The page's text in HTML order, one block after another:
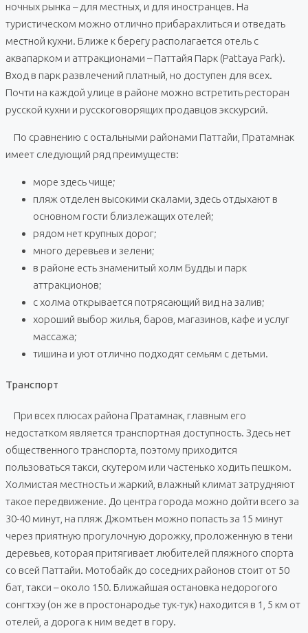
ночных рынка – для местных, и для иностранцев. На
туристическом можно отлично прибарахлиться и отведать
местной кухни. Ближе к берегу располагается отель с
аквапарком и аттракционами – Паттайя Парк (Pattaya Park).
Вход в парк развлечений платный, но доступен для всех.
Почти на каждой улице в районе можно встретить ресторан
русской кухни и русскоговорящих продавцов экскурсий.
По сравнению с остальными районами Паттайи, Пратамнак
имеет следующий ряд преимуществ:
море здесь чище;
пляж отделен высокими скалами, здесь отдыхают в
основном гости близлежащих отелей;
рядом нет крупных дорог;
много деревьев и зелени;
в районе есть знаменитый холм Будды и парк
аттракционов;
с холма открывается потрясающий вид на залив;
хороший выбор жилья, баров, магазинов, кафе и услуг
массажа;
тишина и уют отлично подходят семьям с детьми.
Транспорт
При всех плюсах района Пратамнак, главным его
недостатком является транспортная доступность. Здесь нет
общественного транспорта, поэтому приходится
пользоваться такси, скутером или частенько ходить пешком.
Холмистая местность и жаркий, влажный климат затрудняют
такое передвижение. До центра города можно дойти всего за
30-40 минут, на пляж Джомтьен можно попасть за 15 минут
через приятную прогулочную дорожку, проложенную в тени
деревьев, которая притягивает любителей пляжного спорта
со всей Паттайи. Мотобайк до соседних районов стоит от 50
бат, такси – около 150. Ближайшая остановка недорогого
сонгтхэу (он же в простонародье тук-тук) находится в 1, 5 км от
отелей, а дорога к ним ведет в гору.